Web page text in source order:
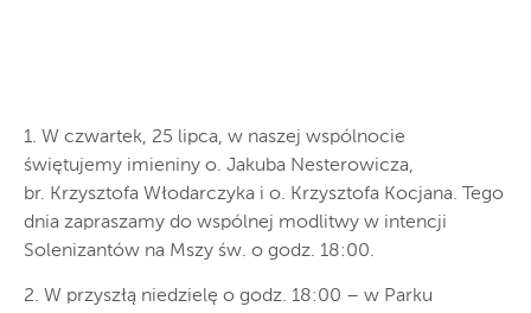
1. W czwartek, 25 lipca, w naszej wspólnocie
świętujemy imieniny o. Jakuba Nesterowicza,
br. Krzysztofa Włodarczyka i o. Krzysztofa Kocjana. Tego
dnia zapraszamy do wspólnej modlitwy w intencji
Solenizantów na Mszy św. o godz. 18:00.
2. W przyszłą niedzielę o godz. 18:00 – w Parku